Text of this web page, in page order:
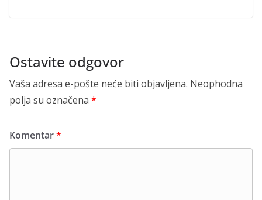
Ostavite odgovor
Vaša adresa e-pošte neće biti objavljena. Neophodna
polja su označena *
Komentar*